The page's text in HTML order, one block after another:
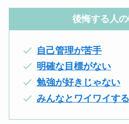
後悔する人
自己管理が苦手
明確な目標がない
勉強が好きじゃない
みんなとワイワイす